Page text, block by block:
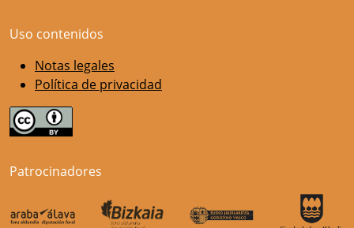
Uso contenidos
Notas legales
Política de privacidad
Patrocinadores